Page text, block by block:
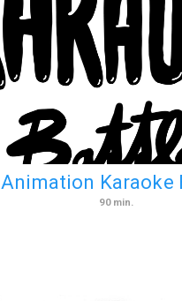
Animation Karaoke
90 min.